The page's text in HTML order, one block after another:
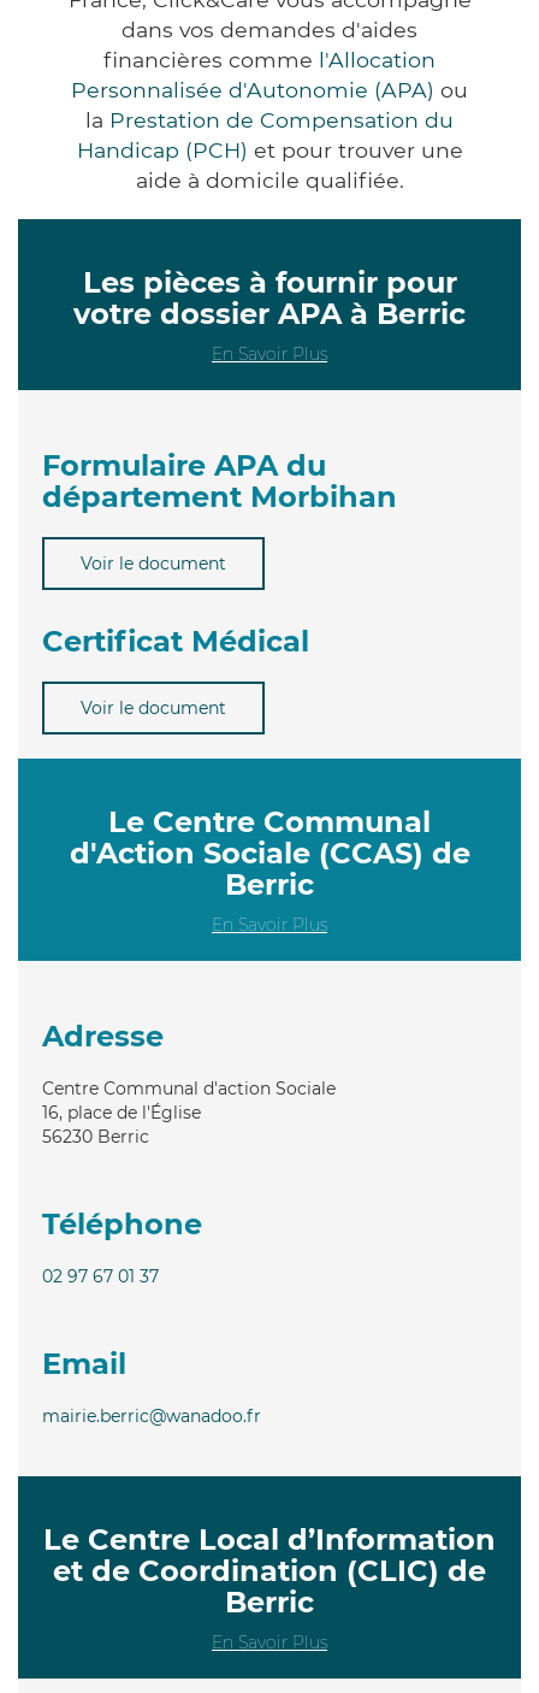
dans vos demandes d'aides
financières comme l'Allocation
Personnalisée d'Autonomie (APA) ou
la Prestation de Compensation du
Handicap (PCH) et pour trouver une
aide à domicile qualifiée.
Les pièces à fournir pour
votre dossier APA à Berric
En Savoir Plus
Formulaire APA du
département Morbihan
Voir le document
Certificat Médical
Voir le document
Le Centre Communal
d'Action Sociale (CCAS) de
Berric
En Savoir Plus
Adresse
Centre Communal d'action Sociale
16, place de l'Église
56230 Berric
Téléphone
02 97 67 01 37
Email
mairie.berric@wanadoo.fr
Le Centre Local d’Information
et de Coordination (CLIC) de
Berric
En Savoir Plus